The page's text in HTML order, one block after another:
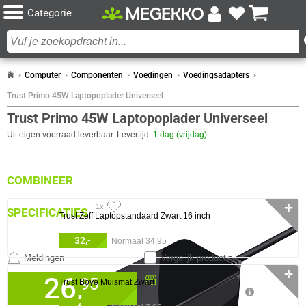
Categorie
Computer Componenten Voedingen Voedingsadapters
Trust Primo 45W Laptopoplader Universeel
Trust Primo 45W Laptopoplader Universeel
Uit eigen voorraad leverbaar. Levertijd: 1 dag (vrijdag)
1x
26,95
Beschikbaar in onze
Megekko Shop Breda
Vergelijk product
Meldingen
SPECIFICATIES
Eigenschap
Geschikt voor
Universeel
Kleur Product
Zwart
LED-indicatoren
ENERGIE
COMBINEER
Trust Zeff Laptopstandaard Zwart 16 inch
32,- Normaal 34,95
✛
Trust Boye Muismat Zwart
✛